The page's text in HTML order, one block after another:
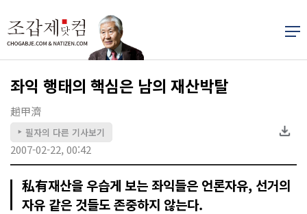
좌익 행태의 핵심은 남의 재산박탈
趙甲濟
▶ 필자의 다른 기사보기
2007-02-22, 00:42
私有재산을 우습게 보는 좌익들은 언론자유, 선거의
자유 같은 것들도 존중하지 않는다.